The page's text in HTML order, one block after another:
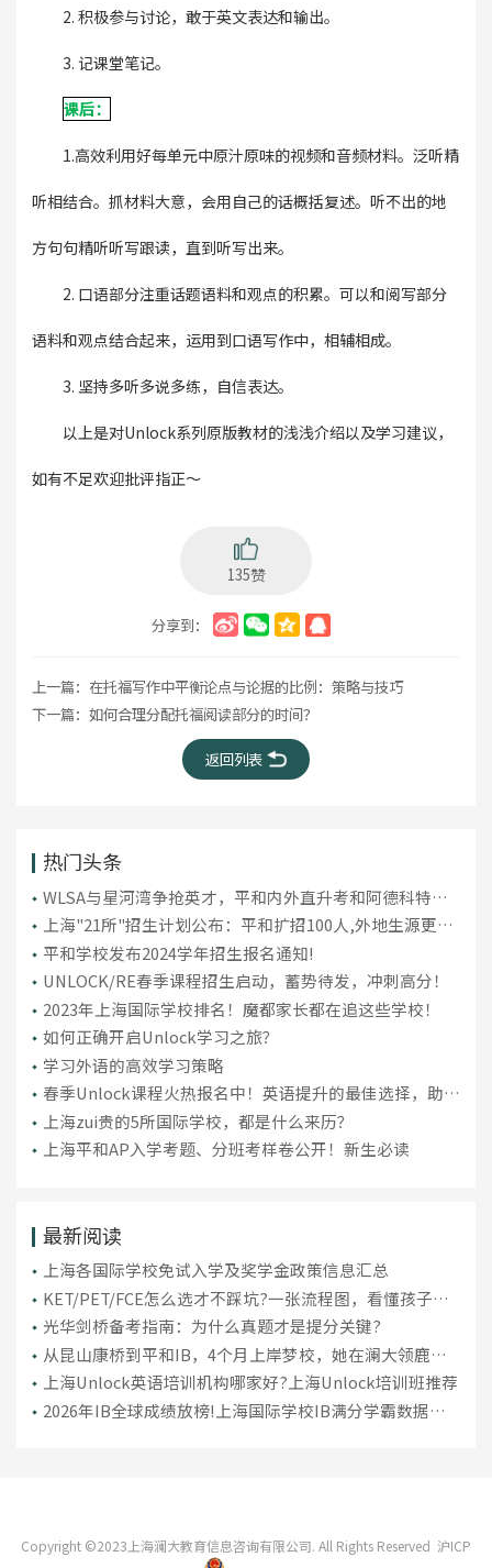
2. 积极参与讨论，敢于英文表达和输出。
3. 记课堂笔记。
课后：
1.高效利用好每单元中原汁原味的视频和音频材料。泛听精
听相结合。抓材料大意，会用自己的话概括复述。听不出的地
方句句精听听写跟读，直到听写出来。
2. 口语部分注重话题语料和观点的积累。可以和阅写部分
语料和观点结合起来，运用到口语写作中，相辅相成。
3. 坚持多听多说多练，自信表达。
以上是对Unlock系列原版教材的浅浅介绍以及学习建议，
如有不足欢迎批评指正～
135赞
分享到：
上一篇： 在托福写作中平衡论点与论据的比例：策略与技巧
下一篇： 如何合理分配托福阅读部分的时间？
返回列表
热门头条
WLSA与星河湾争抢英才，平和内外直升考和阿德科特入
学考数学新趋势揭秘
上海"21所"招生计划公布：平和扩招100人,外地生源更
难！
平和学校发布2024学年招生报名通知!
UNLOCK/RE春季课程招生启动，蓄势待发，冲刺高分！
2023年上海国际学校排名！魔都家长都在追这些学校！
如何正确开启Unlock学习之旅？
学习外语的高效学习策略
春季Unlock课程火热报名中！英语提升的最佳选择，助你
弯道超车！
上海zui贵的5所国际学校，都是什么来历？
上海平和AP入学考题、分班考样卷公开！新生必读
最新阅读
上海各国际学校免试入学及奖学金政策信息汇总
KET/PET/FCE怎么选才不踩坑?一张流程图，看懂孩子最
适合考哪个
光华剑桥备考指南：为什么真题才是提分关键?
从昆山康桥到平和IB，4个月上岸梦校，她在澜大领鹿找
到了“抢跑”节奏~
上海Unlock英语培训机构哪家好?上海Unlock培训班推荐
2026年IB全球成绩放榜!上海国际学校IB满分学霸数据一
Copyright ©2023上海澜大教育信息咨询有限公司. All Rights Reserved 沪ICP